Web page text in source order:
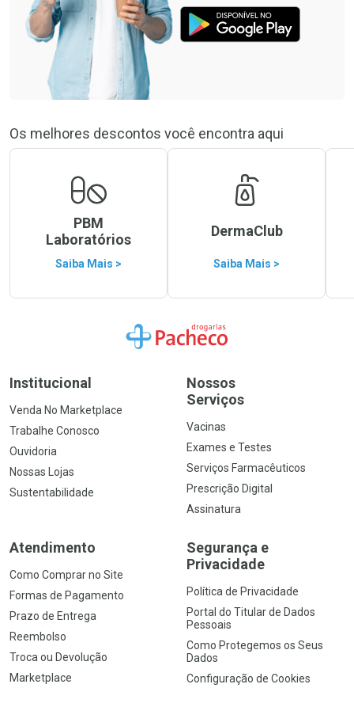
Os melhores descontos você encontra aqui
PBM
Laboratórios
Saiba Mais >
DermaClub
Saiba Mais >
Ir para a Home
Institucional
Venda No Marketplace
Trabalhe Conosco
Ouvidoria
Nossas Lojas
Sustentabilidade
Nossos
Serviços
Vacinas
Exames e Testes
Serviços Farmacêuticos
Prescrição Digital
Assinatura
Atendimento
Como Comprar no Site
Formas de Pagamento
Prazo de Entrega
Reembolso
Troca ou Devolução
Marketplace
Segurança e
Privacidade
Política de Privacidade
Portal do Titular de Dados
Pessoais
Como Protegemos os Seus
Dados
Configuração de Cookies